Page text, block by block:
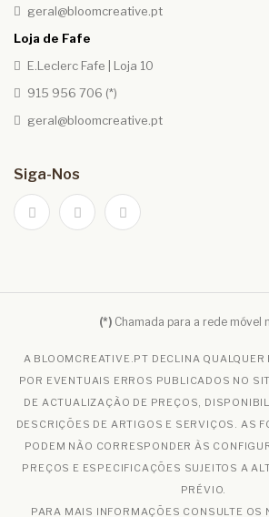
geral@bloomcreative.pt
Loja de Fafe
E.Leclerc Fafe | Loja 10
915 956 706 (*)
geral@bloomcreative.pt
Siga-Nos
(*) Chamada para a rede móvel
A BLOOMCREATIVE.PT DECLINA
POR EVENTUAIS ERROS PUBLICADOS NO
DE ACTUALIZAÇÃO DE PREÇOS,
DESCRIÇÕES DE ARTIGOS E SERVIÇOS. AS
PODEM NÃO CORRESPONDER ÀS
PREÇOS E ESPECIFICAÇÕES SUJEITOS A
PRÉVIO.
PARA MAIS INFORMAÇÕES CONSULTE OS